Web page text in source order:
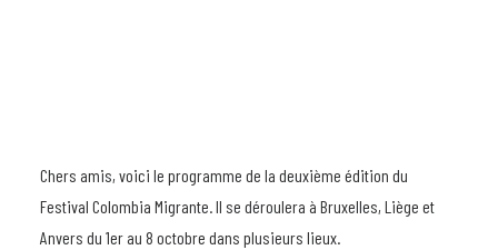
Chers amis, voici le programme de la deuxième édition du
Festival Colombia Migrante. Il se déroulera à Bruxelles, Liège et
Anvers du 1er au 8 octobre dans plusieurs lieux.